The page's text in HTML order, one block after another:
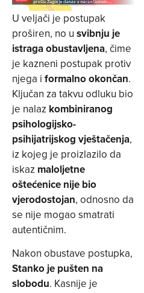
U veljači je postupak
proširen, no u svibnju je
istraga obustavljena, čime
je kazneni postupak protiv
njega i formalno okončan.
Ključan za takvu odluku bio
je nalaz kombiniranog
psihologijsko-
psihijatrijskog vještačenja,
iz kojeg je proizlazilo da
iskaz maloljetne
oštećenice nije bio
vjerodostojan, odnosno da
se nije mogao smatrati
autentičnim.
Nakon obustave postupka,
Stanko je pušten na
slobodu. Kasnije je